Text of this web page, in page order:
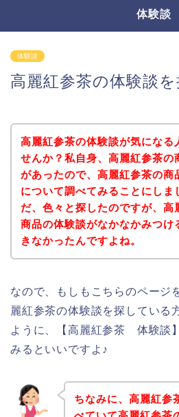
体験談
体験談
高麗紅参茶の体験談
高麗紅参茶の体験談が気になる
せんか？私自身、高麗紅参茶の
があったので、高麗紅参茶の商
について調べてみることにしま
だ、色々と探したのですが、高
商品の体験談がなかなかみつけ
きなかったんですよね。
なので、もしもこちらのページ
麗紅参茶の体験談を探している
ように、【高麗紅参茶 体験談
みるといいですよ♪
ちなみに、高麗紅参